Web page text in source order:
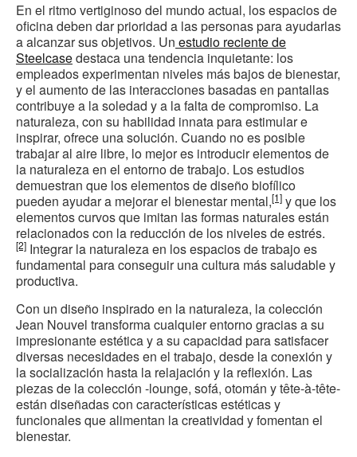
in
En el ritmo vertiginoso del mundo actual, los espacios de
oficina deben dar prioridad a las personas para ayudarlas
a alcanzar sus objetivos. Un estudio reciente de
Steelcasedestaca una tendencia inquietante: los
empleados experimentan niveles más bajos de bienestar,
y el aumento de las interacciones basadas en pantallas
contribuye a la soledad y a la falta de compromiso. La
naturaleza, con su habilidad innata para estimular e
inspirar, ofrece una solución. Cuando no es posible
trabajar al aire libre, lo mejor es introducir elementos de
la naturaleza en el entorno de trabajo. Los estudios
demuestran que los elementos de diseño biofílico
pueden ayudar a mejorar el bienestar mental,[1] y que los
elementos curvos que imitan las formas naturales están
relacionados con la reducción de los niveles de estrés.
[2] Integrar la naturaleza en los espacios de trabajo es
fundamental para conseguir una cultura más saludable y
productiva.
Con un diseño inspirado en la naturaleza, la colección
Jean Nouvel transforma cualquier entorno gracias a su
impresionante estética y a su capacidad para satisfacer
diversas necesidades en el trabajo, desde la conexión y
la socialización hasta la relajación y la reflexión. Las
piezas de la colección -lounge, sofá, otomán y tête-à-tête-
están diseñadas con características estéticas y
funcionales que alimentan la creatividad y fomentan el
bienestar.